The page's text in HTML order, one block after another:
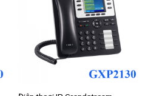
Add to
wishlist